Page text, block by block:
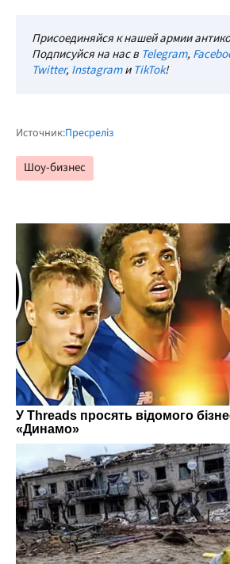
Присоединяйся к нашей армии
Подписуйся на нас в Telegram,
Twitter, InstagramиTikTok!
Источник:Пресреліз
Шоу-бизнес